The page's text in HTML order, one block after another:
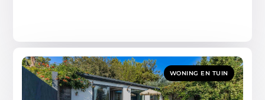
WONING EN TUIN